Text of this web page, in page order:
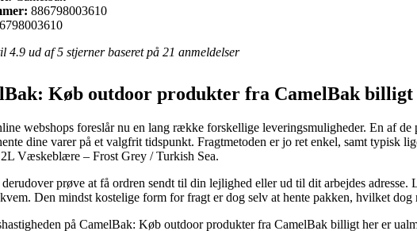
886798003610
4.9 ud af 5 stjerner baseret på 21 anmeldelser
Køb outdoor produkter fra CamelBak
webshops foreslår nu en lang række forskellige leveringsmuligheder. En af
dine varer på et valgfrit tidspunkt. Fragtmetoden er jo ret enkel, samt typisk
Væskeblære – Frost Grey / Turkish Sea.
prøve at få ordren sendt til din lejlighed eller ud til dit arbejdes
Den mindst kostelige form for fragt er dog selv at hente pakken, hvilket
på CamelBak: Køb outdoor produkter fra CamelBak billigt her er